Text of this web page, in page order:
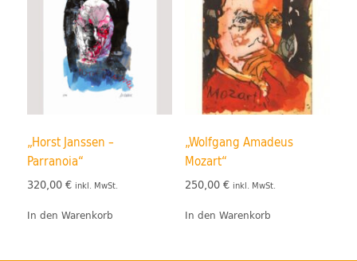
„Horst Janssen –
Parranoia“
320,00€ inkl. MwSt.
In den Warenkorb
„Wolfgang Amadeus
Mozart“
250,00 € inkl. MwSt.
In den Warenkorb